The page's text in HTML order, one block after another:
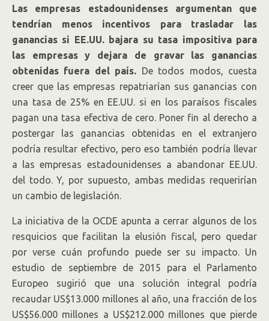
Las empresas estadounidenses argumentan que
tendrían menos incentivos para trasladar las
ganancias si EE.UU. bajara su tasa impositiva para
las empresas y dejara de gravar las ganancias
obtenidas fuera del país. De todos modos, cuesta
creer que las empresas repatriarían sus ganancias con
una tasa de 25% en EE.UU. si en los paraísos fiscales
pagan una tasa efectiva de cero. Poner fin al derecho a
postergar las ganancias obtenidas en el extranjero
podría resultar efectivo, pero eso también podría llevar
a las empresas estadounidenses a abandonar EE.UU.
del todo. Y, por supuesto, ambas medidas requerirían
un cambio de legislación.
La iniciativa de la OCDE apunta a cerrar algunos de los
resquicios que facilitan la elusión fiscal, pero quedar
por verse cuán profundo puede ser su impacto. Un
estudio de septiembre de 2015 para el Parlamento
Europeo sugirió que una solución integral podría
recaudar US$13.000 millones al año, una fracción de los
US$56.000 millones a US$212.000 millones que pierde